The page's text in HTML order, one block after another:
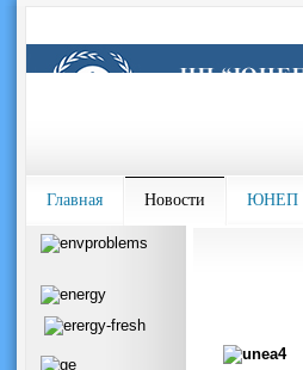
Главная Новости ЮНЕП